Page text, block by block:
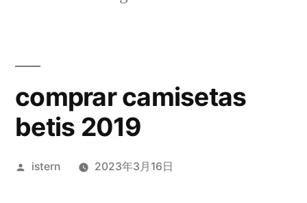
comprar camisetas
betis 2019
Publicado
istern 2023年3月16日